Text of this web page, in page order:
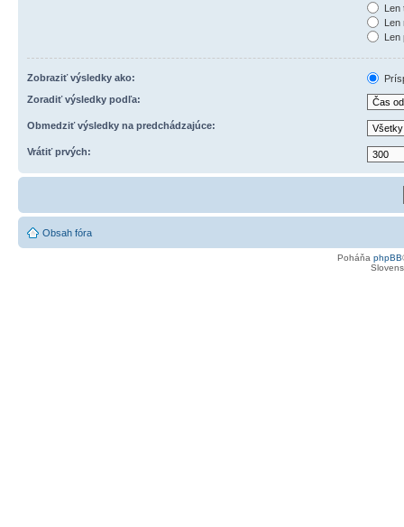
Len
Len
Len
Zobraziť výsledky ako:
Zoradiť výsledky podľa:
Obmedziť výsledky na predchádzajúce:
Vrátiť prvých:
Obsah fóra
Poháňa phpBB